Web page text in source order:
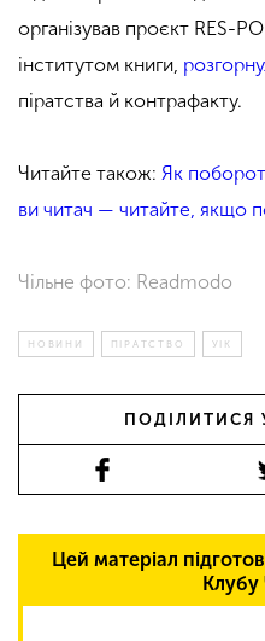
організував проєкт RES-
інститутом книги,
піратства й контрафакту.
Читайте також: Як
ви читач — читайте, якщо
Чільне фото: Readmodo
НОВИНИ ПІРАТСТВО УІК
ПОДІЛИТИСЯ
Цей матеріал